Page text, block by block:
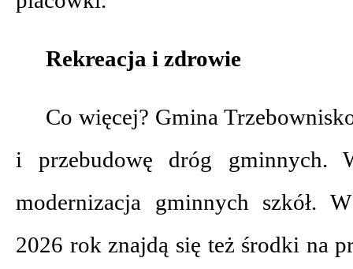
Rekreacja i zdrowie
Co więcej? Gmina
i przebudowę dróg gminnych.
modernizacja gminnych szkół.
2026 rok znajdą się też środki na